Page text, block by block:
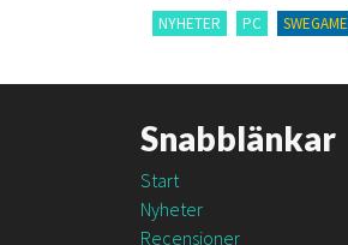
NYHETER PC SWEGAME
Snabblänkar
Start
Nyheter
Recensioner